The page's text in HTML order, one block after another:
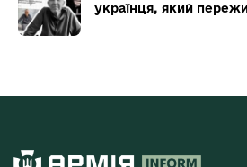
українця, який